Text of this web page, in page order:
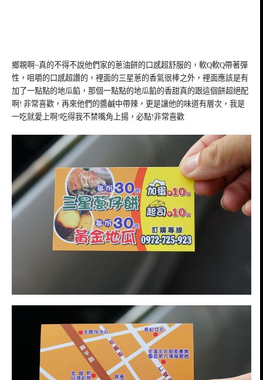
鄉親啊~真的不得不說他們家的蔥油餅的口感超舒服的，軟Q軟Q帶著彈
性，咀嚼的口感超讚的，裡面的三星蔥的香氣很棒之外，裡面應該是有
加了一點點的地瓜餡，那個一點點的地瓜餡的香甜真的跟這個餅超絕配
啊! 非常喜歡，再來他們的醬鹹中帶辣，更是讓他的味道有層次，我是
一吃就愛上啊!吃得我不禁嘴角上揚，必點!非常喜歡